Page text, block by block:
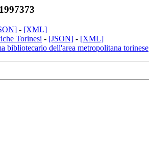
- [XML]
Torinesi - [JSON] - [XML]
bibliotecario dell'area metropolitana torinese